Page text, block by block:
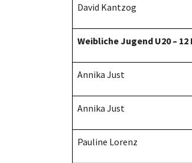
David Kantzog
Weibliche Jugend U20 –
Annika Just
Annika Just
Pauline Lorenz